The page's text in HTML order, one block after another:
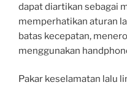
dapat diartikan sebagai
memperhatikan aturan
batas kecepatan,
menggunakan
Pakar keselamatan lalu